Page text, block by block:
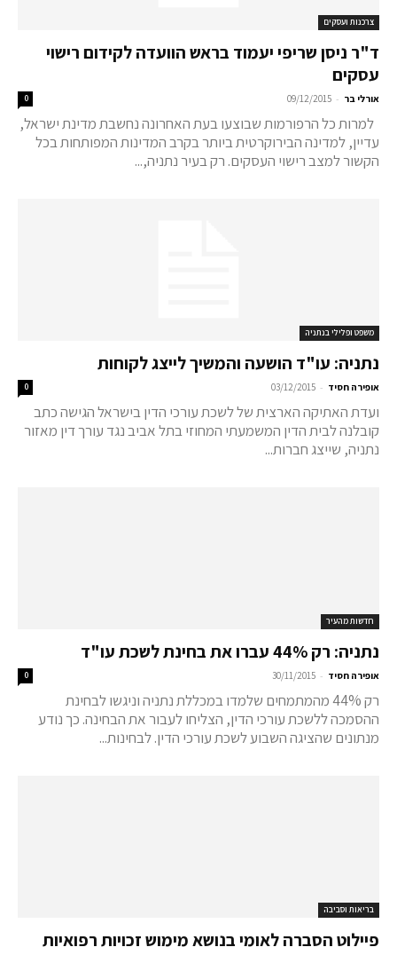
צרכנות ועסקים
ד"ר ניסן שריפי יעמוד בראש הוועדה לקידום רישוי
עסקים
אורלי בר -
09/12/2015
0
למרות כל הרפורמות שבוצעו בעת האחרונה נחשבת מדינת ישראל,
עדיין, למדינה הבירוקרטית ביותר בקרב המדינות המפותחות בכל
הקשור למצב רישוי העסקים. רק בעיר נתניה,...
משפט ופלילי בנתניה
נתניה: עו"ד הושעה והמשיך לייצג לקוחות
אופירה חסיד -
03/12/2015
0
ועדת האתיקה הארצית של לשכת עורכי הדין בישראל הגישה כתב
קובלנה לבית הדין המשמעתי המחוזי בתל אביב נגד עורך דין מאזור
נתניה, שייצג חברות...
חדשות מהעיר
נתניה: רק 44% עברו את בחינת לשכת עו"ד
אופירה חסיד -
30/11/2015
0
רק 44% מהמתמחים שלמדו במכללת נתניה וניגשו לבחינת
ההסמכה ללשכת עורכי הדין, הצליחו לעבור את הבחינה. כך נודע
מנתונים שהציגה השבוע לשכת עורכי הדין. לבחינות...
בריאות וסביבה
פיילוט הסברה לאומי בנושא מימוש זכויות רפואיות